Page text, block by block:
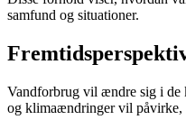
samfund og situationer.
Vandforbrug vil ændre sig i
og klimaændringer vil påvirke,